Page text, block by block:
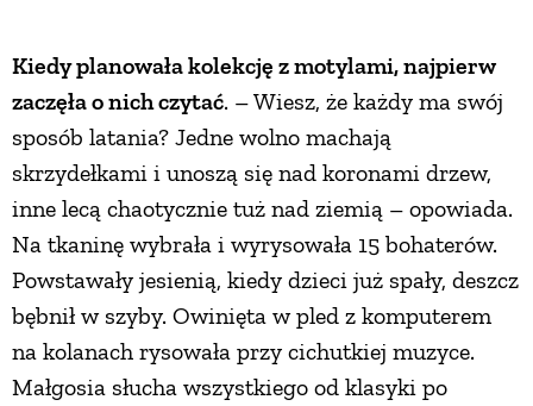
Kiedy planowała kolekcję z motylami, najpierw
zaczęła o nich czytać. – Wiesz, że każdy ma swój
sposób latania? Jedne wolno machają
skrzydełkami i unoszą się nad koronami drzew,
inne lecą chaotycznie tuż nad ziemią – opowiada.
Na tkaninę wybrała i wyrysowała 15 bohaterów.
Powstawały jesienią, kiedy dzieci już spały, deszcz
bębnił w szyby. Owinięta w pled z komputerem
na kolanach rysowała przy cichutkiej muzyce.
Małgosia słucha wszystkiego od klasyki po